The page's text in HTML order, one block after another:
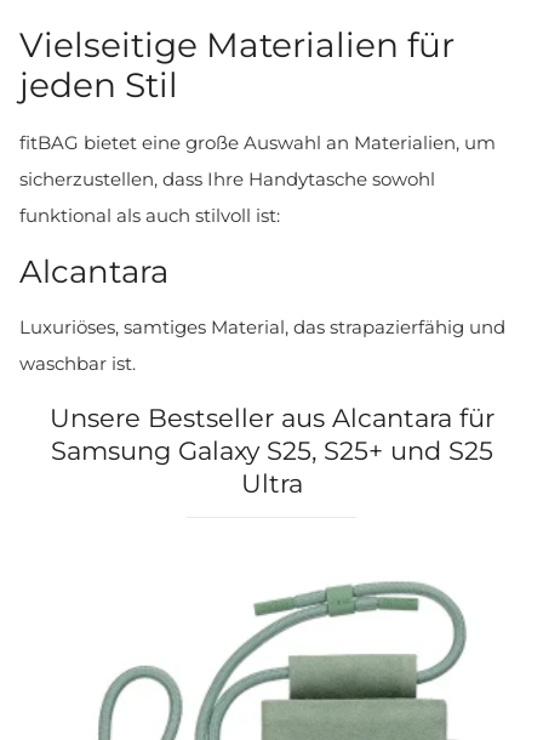
Vielseitige Materialien für
jeden Stil
fitBAG bietet eine große Auswahl an Materialien, um
sicherzustellen, dass Ihre Handytasche sowohl
funktional als auch stilvoll ist:
Alcantara
Luxuriöses, samtiges Material, das strapazierfähig und
waschbar ist.
Unsere Bestseller aus Alcantara für
Samsung Galaxy S25, S25+ und S25
Ultra